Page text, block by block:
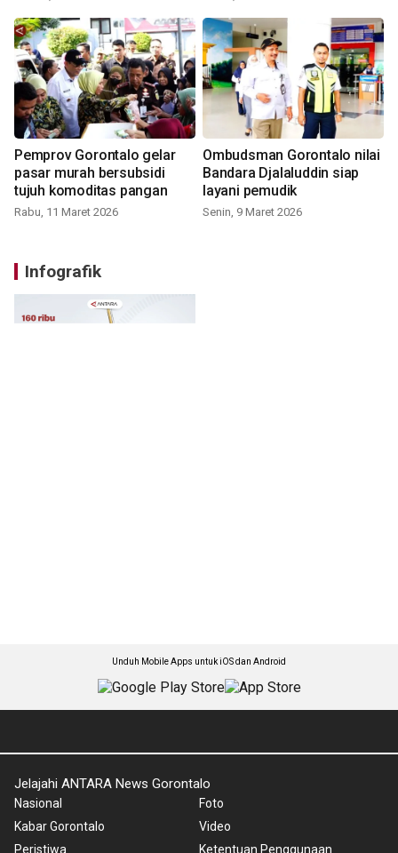
Pemprov Gorontalo gelar
pasar murah bersubsidi
tujuh komoditas pangan
Rabu, 11 Maret 2026
Ombudsman Gorontalo nilai
Bandara Djalaluddin siap
layani pemudik
Senin, 9 Maret 2026
Infografik
Unduh Mobile Apps untuk iOS dan Android
Jelajahi ANTARA News Gorontalo
Nasional
Kabar Gorontalo
Peristiwa
Foto
Video
Ketentuan Penggunaan